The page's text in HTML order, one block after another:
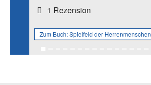
1 Rezension
Zum Buch:Spielfeld der Herrenmenschen